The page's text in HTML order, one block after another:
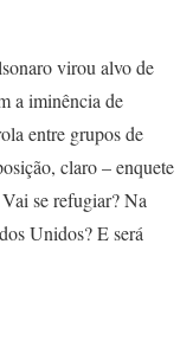
virou alvo de
a iminência de
entre grupos de
claro – enquete
se refugiar? Na
Unidos? E será